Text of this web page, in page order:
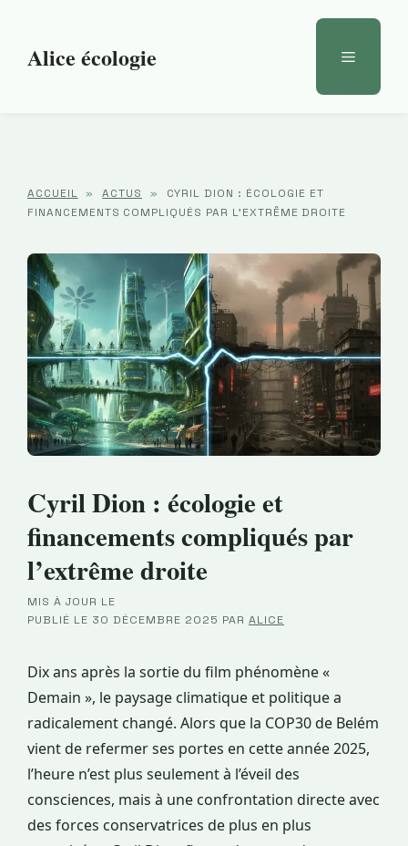
contenuAlice écologie Menu
ACCUEIL » ACTUS »
CYRIL DION : ÉCOLOGIE ET
FINANCEMENTS COMPLIQUÉS PAR L’EXTRÊME DROITE
Cyril Dion : écologie et
financements compliqués par
l’extrême droite
MIS À JOUR LE
·PUBLIÉ LE 30 DÉCEMBRE 2025 PAR ALICE
Dix ans après la sortie du film phénomène «
Demain », le paysage climatique et politique a
radicalement changé. Alors que la COP30 de Belém
vient de refermer ses portes en cette année 2025,
l’heure n’est plus seulement à l’éveil des
consciences, mais à une confrontation directe avec
des forces conservatrices de plus en plus